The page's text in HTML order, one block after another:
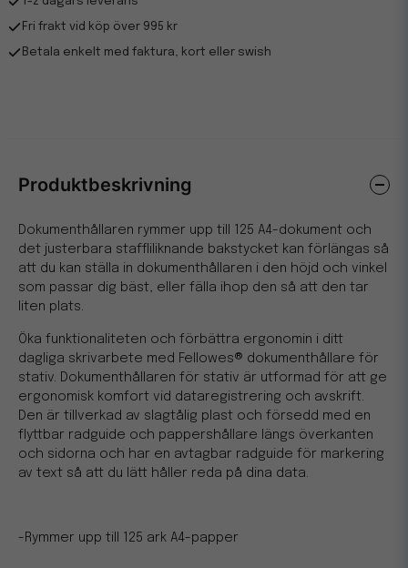
Fri frakt vid köp över 995 kr
Betala enkelt med faktura, kort eller swish
Produktbeskrivning
Dokumenthållaren rymmer upp till 125 A4-dokument och
det justerbara staffliliknande bakstycket kan förlängas så
att du kan ställa in dokumenthållaren i den höjd och vinkel
som passar dig bäst, eller fälla ihop den så att den tar
liten plats.
Öka funktionaliteten och förbättra ergonomin i ditt
dagliga skrivarbete med Fellowes® dokumenthållare för
stativ. Dokumenthållaren för stativ är utformad för att ge
ergonomisk komfort vid dataregistrering och avskrift.
Den är tillverkad av slagtålig plast och försedd med en
flyttbar radguide och pappershållare längs överkanten
och sidorna och har en avtagbar radguide för markering
av text så att du lätt håller reda på dina data.
-Rymmer upp till 125 ark A4-papper